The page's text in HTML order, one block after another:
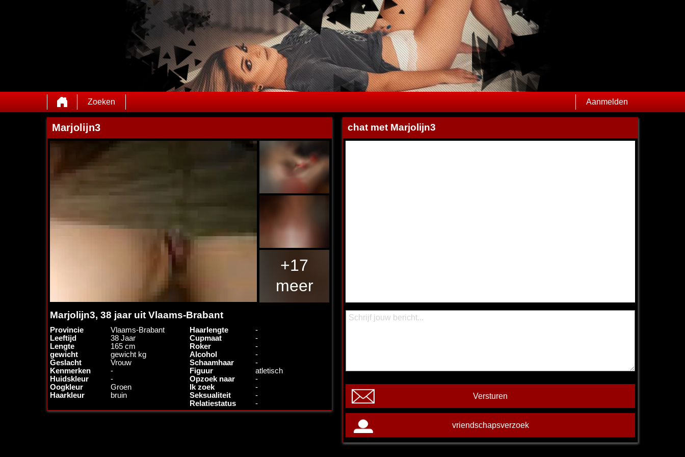
Zoeken Aanmelden
Marjolijn3
+17
meer
Marjolijn3, 38 jaar uit Vlaams-Brabant
Provincie
Vlaams-Brabant
Leeftijd
38 Jaar
Lengte
165 cm
gewicht
gewicht kg
Geslacht
Vrouw
Kenmerken
-
Huidskleur
-
Oogkleur
Groen
Haarkleur
bruin
Haarlengte
-
Cupmaat
-
Roker
-
Alcohol
-
Schaamhaar
-
Figuur
atletisch
Opzoek naar
-
Ik zoek
-
Seksualiteit
-
Relatiestatus
-
chat met Marjolijn3
Versturen
vriendschapsverzoek